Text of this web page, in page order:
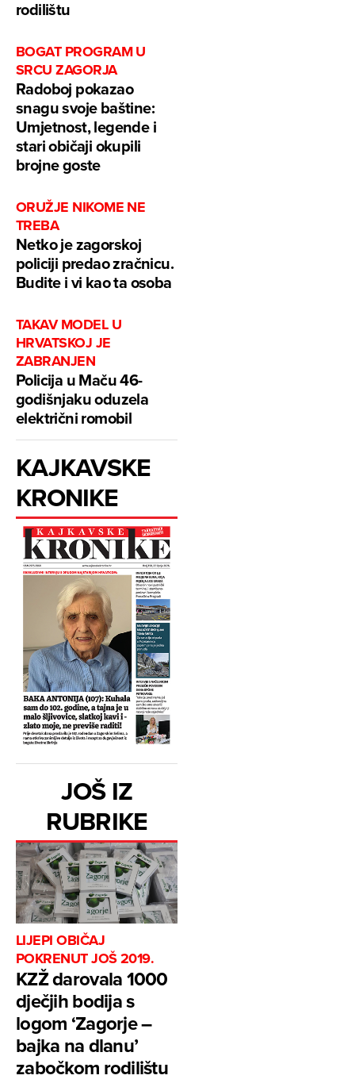
rodilištu
BOGAT PROGRAM U
SRCU ZAGORJA
Radoboj pokazao
snagu svoje baštine:
Umjetnost, legende i
stari običaji okupili
brojne goste
ORUŽJE NIKOME NE
TREBA
Netko je zagorskoj
policiji predao zračnicu.
Budite i vi kao ta osoba
TAKAV MODEL U
HRVATSKOJ JE
ZABRANJEN
Policija u Maču 46-
godišnjaku oduzela
električni romobil
KAJKAVSKE
KRONIKE
JOŠ IZ
RUBRIKE
LIJEPI OBIČAJ
POKRENUT JOŠ 2019.
KZŽ darovala 1000
dječjih bodija s
logom ‘Zagorje –
bajka na dlanu’
zabočkom rodilištu